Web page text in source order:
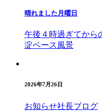
晴れました月曜日
午後４時過ぎてから
淀ベース風景
2026年7月26日
お知らせ社長ブログ